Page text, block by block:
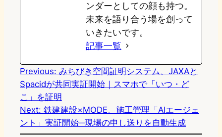
ンダーとしての顔も持つ。
未来を語り合う場を創って
いきたいです。
記事一覧
Previous: みちびき空間証明システム、JAXAと
Spacidが共同実証開始｜スマホで「いつ・ど
こ」を証明
Next: 鉄建建設×MODE、施工管理「AIエージェ
ント」実証開始─現場の申し送りを自動生成